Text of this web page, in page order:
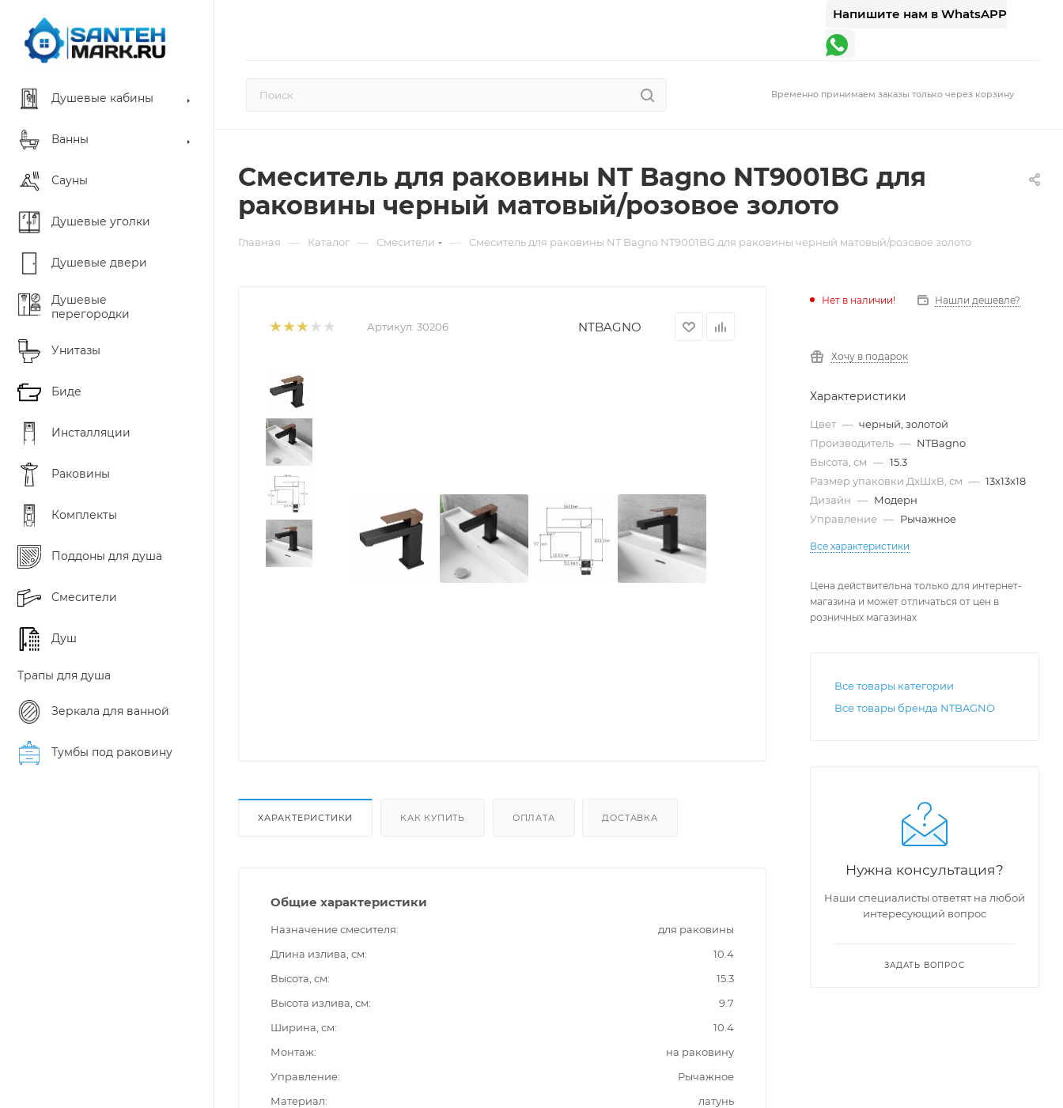
Напишите нам в WhatsAPP
Временно принимаем заказы только через корзину
Душевые кабины
Ванны
Сауны
Душевые уголки
Душевые двери
Душевые
перегородки
Унитазы
Биде
Инсталляции
Раковины
Комплекты
Поддоны для душа
Смесители
Душ
Трапы для душа
Зеркала для ванной
Тумбы под раковину
Смеситель для раковины NT Bagno NT9001BG для
раковины черный матовый/розовое золото
Главная — Каталог — Смесители — Смеситель для раковины NT Bagno NT9001BG для раковины черный матовый/розовое золото
Артикул: 30206 NTBAGNO
ХАРАКТЕРИСТИКИ КАК КУПИТЬ ОПЛАТА ДОСТАВКА
Общие характеристики
Назначение смесителя
для раковины
Длина излива, см
10.4
Высота, см
15.3
Высота излива, см
9.7
Ширина, см
10.4
Монтаж
на раковину
Управление
Рычажное
Материал
латунь
Нет в наличии! Нашли дешевле?
Хочу в подарок
Характеристики
Цвет — черный, золотой
Производитель — NTBagno
Высота, см — 15.3
Размер упаковки ДxШxВ, см — 13x13x18
Дизайн — Модерн
Управление — Рычажное
Все характеристики
Цена действительна только для интернет-
магазина и может отличаться от цен в
розничных магазинах
Все товары категории
Все товары бренда NTBAGNO
Нужна консультация?
Наши специалисты ответят на любой
интересующий вопрос
ЗАДАТЬ ВОПРОС